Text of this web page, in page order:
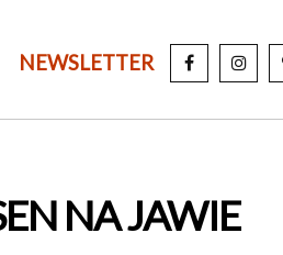
NEWSLETTER
NA JAWIE